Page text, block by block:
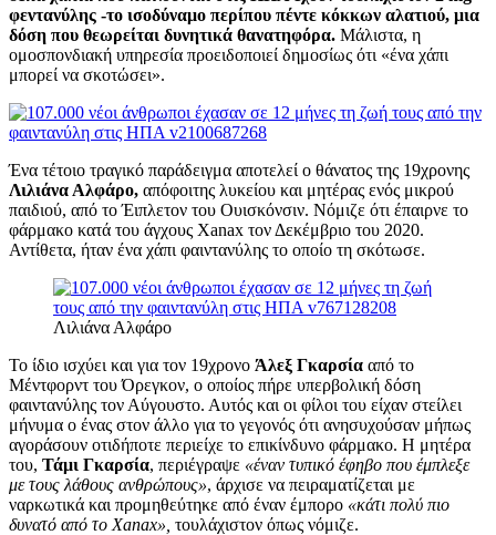
φεντανύλης -το ισοδύναμο περίπου πέντε κόκκων αλατιού, μια
δόση που θεωρείται δυνητικά θανατηφόρα. Μάλιστα, η
ομοσπονδιακή υπηρεσία προειδοποιεί δημοσίως ότι «ένα χάπι
μπορεί να σκοτώσει».
Ένα τέτοιο τραγικό παράδειγμα αποτελεί ο θάνατος της 19χρονης
Λιλιάνα Αλφάρο, απόφοιτης λυκείου και μητέρας ενός μικρού
παιδιού, από το Έιπλετον του Ουισκόνσιν. Νόμιζε ότι έπαιρνε το
φάρμακο κατά του άγχους Xanax τον Δεκέμβριο του 2020.
Αντίθετα, ήταν ένα χάπι φαιντανύλης το οποίο τη σκότωσε.
Λιλιάνα Αλφάρο
Το ίδιο ισχύει και για τον 19χρονο Άλεξ Γκαρσία από το
Μέντφορντ του Όρεγκον, ο οποίος πήρε υπερβολική δόση
φαιντανύλης τον Αύγουστο. Αυτός και οι φίλοι του είχαν στείλει
μήνυμα ο ένας στον άλλο για το γεγονός ότι ανησυχούσαν μήπως
αγοράσουν οτιδήποτε περιείχε το επικίνδυνο φάρμακο. Η μητέρα
του, Τάμι Γκαρσία, περιέγραψε «έναν τυπικό έφηβο που έμπλεξε
με τους λάθους ανθρώπους», άρχισε να πειραματίζεται με
ναρκωτικά και προμηθεύτηκε από έναν έμπορο «κάτι πολύ πιο
δυνατό από το Xanax», τουλάχιστον όπως νόμιζε.